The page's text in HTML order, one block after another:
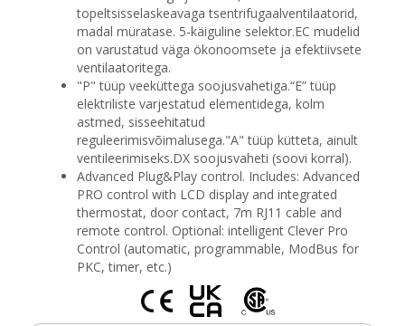
topeltsisselaskeavaga tsentrifugaalventilaatorid,
madal müratase. 5-käiguline selektor.EC mudelid
on varustatud väga ökonoomsete ja efektiivsete
ventilaatoritega.
"P" tüüp veeküttega soojusvahetiga.“E” tüüp
elektriliste varjestatud elementidega, kolm
astmed, sisseehitatud
reguleerimisvõimalusega."A" tüüp kütteta, ainult
ventileerimiseks.DX soojusvaheti (soovi korral).
Advanced Plug&Play control. Includes: Advanced
PRO control with LCD display and integrated
thermostat, door contact, 7m RJ11 cable and
remote control. Optional: intelligent Clever Pro
Control (automatic, programmable, ModBus for
PKC, timer, etc.)